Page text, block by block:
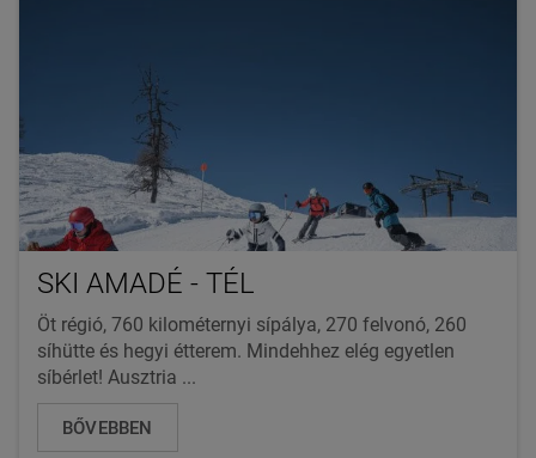
SKI AMADÉ - TÉL
Öt régió, 760 kilométernyi sípálya, 270 felvonó, 260
síhütte és hegyi étterem. Mindehhez elég egyetlen
síbérlet! Ausztria ...
BŐVEBBEN